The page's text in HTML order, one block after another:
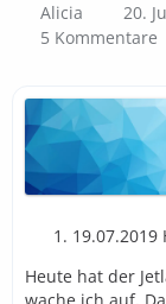
Alicia 20.
5 Kommentare
Heute hat der